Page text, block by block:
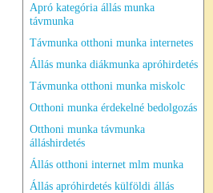
Apró kategória állás munka
távmunka
Távmunka otthoni munka internetes
Állás munka diákmunka apróhirdetés
Távmunka otthoni munka miskolc
Otthoni munka érdekelné bedolgozás
Otthoni munka távmunka
álláshirdetés
Állás otthoni internet mlm munka
Állás apróhirdetés külföldi állás